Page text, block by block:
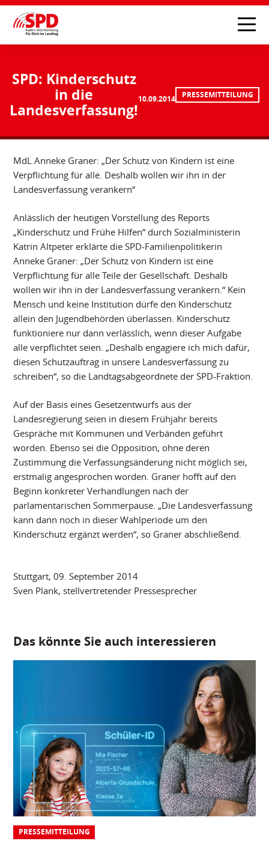
SPD: Kinderschutz
in die
Landesverfassung!
10.09.2014 PRESSEMITTEILUNG
MdL Anneke Graner: „Der Schutz von Kindern ist eine
Verpflichtung für alle. Deshalb wollen wir ihn in der
Landesverfassung verankern“
Anlässlich der heutigen Vorstellung des Reports
„Kinderschutz und Frühe Hilfen“ durch Sozialministerin
Katrin Altpeter erklärte die SPD-Familienpolitikerin
Anneke Graner: „Der Schutz von Kindern ist eine
Verpflichtung für alle Teile der Gesellschaft. Deshalb
wollen wir ihn in der Landesverfassung verankern.“ Kein
Mensch und keine Institution dürfe den Kinderschutz
allein den Jugendbehörden überlassen. Kinderschutz
funktioniere nur dann verlässlich, wenn dieser Aufgabe
alle verpflichtet seien. „Deshalb engagiere ich mich dafür,
diesen Schutzauftrag in unsere Landesverfassung zu
schreiben“, so die Landtagsabgeordnete der SPD-Fraktion.
Auf der Basis eines Gesetzentwurfs aus der
Landesregierung seien in diesem Frühjahr bereits
Gespräche mit Kommunen und Verbänden geführt
worden. Ebenso sei die Opposition, ohne deren
Zustimmung die Verfassungsänderung nicht möglich sei,
erstmalig angesprochen worden. Graner hofft auf den
Beginn konkreter Verhandlungen nach der
parlamentarischen Sommerpause. „Die Landesverfassung
kann dann noch in dieser Wahlperiode um den
Kinderschutz ergänzt werden“, so Graner abschließend.
Stuttgart, 09. September 2014
Sven Plank, stellvertretender Pressesprecher
Das könnte Sie auch interessieren
PRESSEMITTEILUNG